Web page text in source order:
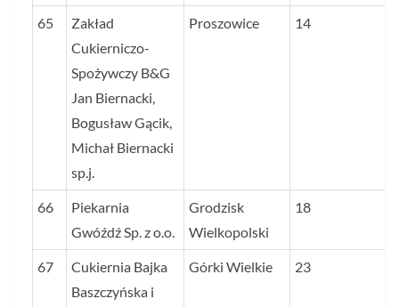
65
Zakład
Cukierniczo-
Spożywczy B&G
Jan Biernacki,
Bogusław Gącik,
Michał Biernacki
sp.j.
Proszowice 14
66
Piekarnia
Gwóźdź Sp. z o.o.
Grodzisk
Wielkopolski
18
67
Cukiernia Bajka
Baszczyńska i
Górki Wielkie 23